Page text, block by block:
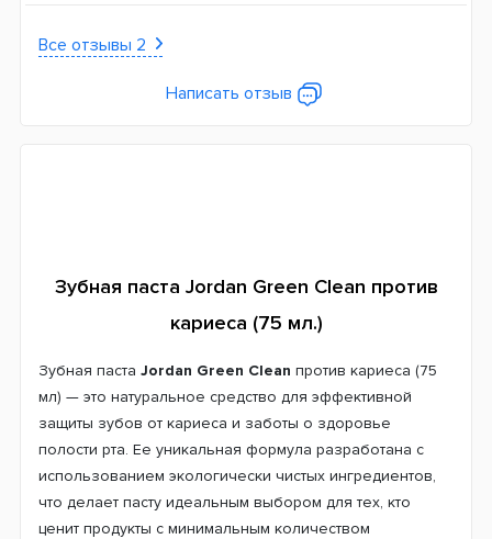
Все отзывы 2
Написать отзыв
Зубная паста Jordan Green Clean против
кариеса (75 мл.)
Зубная паста Jordan Green Clean против кариеса (75
мл) — это натуральное средство для эффективной
защиты зубов от кариеса и заботы о здоровье
полости рта. Ее уникальная формула разработана с
использованием экологически чистых ингредиентов,
что делает пасту идеальным выбором для тех, кто
ценит продукты с минимальным количеством